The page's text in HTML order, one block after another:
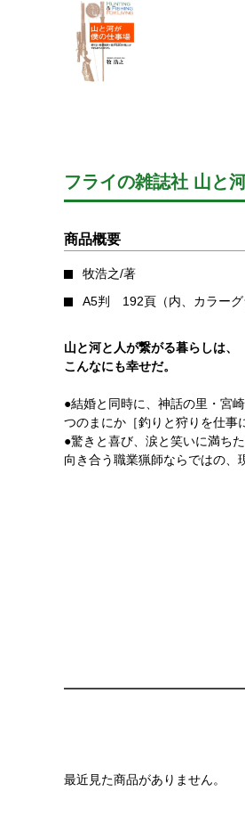
フライの雑誌社 山と
商品概要
牧浩之/著
A5判 192頁（内、カラーグ
山と河と人が繋がる暮らしは、
こんなにも幸せだ。
●結婚と同時に、神話の里・宮
つのまにか［釣りと狩りを仕事
●驚きと喜び、涙と笑いに満ち
向き合う職業猟師ならではの、
最近見た商品がありません。